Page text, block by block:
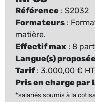
Référence : S2032
Formateurs :
matière.
Effectif max : 8
Langue(s)
Tarif: 3.000,00 €
Pris en charge par
*salariés soumis à la